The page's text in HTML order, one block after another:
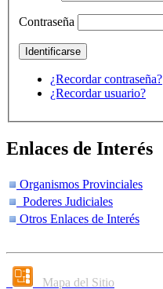
Contraseña
¿Recordar contraseña?
¿Recordar usuario?
Enlaces de Interés
Organismos Provinciales
Poderes Judiciales
Otros Enlaces de Interés
Mapa del Sitio